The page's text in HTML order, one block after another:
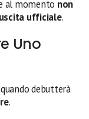
al momento non
ufficiale.
Uno
debutterà
.